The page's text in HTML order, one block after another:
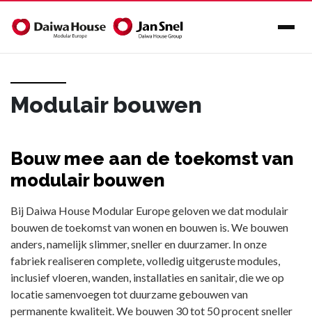
Modulair bouwen
Bouw mee aan de toekomst van
modulair bouwen
Bij Daiwa House Modular Europe geloven we dat modulair
bouwen de toekomst van wonen en bouwen is. We bouwen
anders, namelijk slimmer, sneller en duurzamer. In onze
fabriek realiseren complete, volledig uitgeruste modules,
inclusief vloeren, wanden, installaties en sanitair, die we op
locatie samenvoegen tot duurzame gebouwen van
permanente kwaliteit. We bouwen 30 tot 50 procent sneller